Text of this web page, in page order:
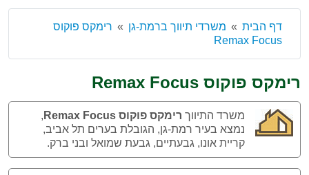
דף הבית משרדי תיווך ברמת-גן
רימקס פוקוס
Remax Focus
רימקס פוקוס Remax Focus
משרד התיווך רימקס פוקוס Remax Focus
,
נמצא בעיר רמת-גן, הגובלת בערים תל אביב,
קריית אונו, גבעתיים, גבעת שמואל ובני ברק.